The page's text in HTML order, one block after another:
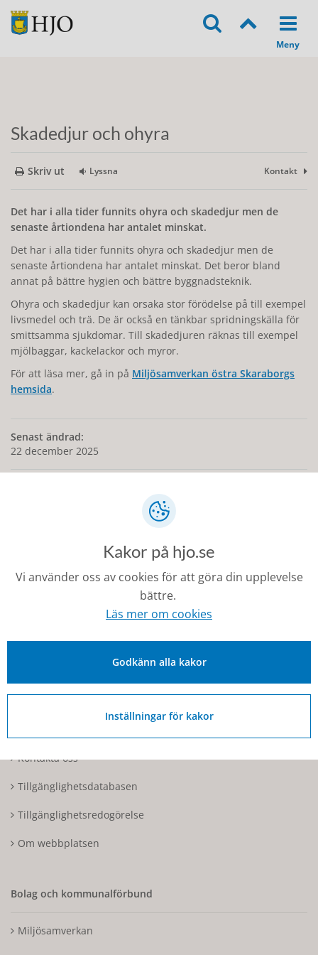
Skadedjur och ohyra
Skriv ut Lyssna Kontakt
Det har i alla tider funnits ohyra och skadedjur men de
senaste årtiondena har antalet minskat.
Det har i alla tider funnits ohyra och skadedjur men de
senaste årtiondena har antalet minskat. Det beror bland
annat på bättre hygien och bättre byggnadsteknik.
Ohyra och skadedjur kan orsaka stor förödelse på till exempel
livsmedel och trä. De är också en tänkbar spridningskälla för
smittsamma sjukdomar. Till skadedjuren räknas till exempel
mjölbaggar, kackelackor och myror.
För att läsa mer, gå in på Miljösamverkan östra Skaraborgs
hemsida.
Senast ändrad:
22 december 2025
0503-350 00
Besöks- och postadress: Torggatan 2, 544 30 Hjo
Fakturaadress: Box 97, 544 22 Hjo
Organisationsnummer: 212000-1728
Om Hjo och webbplatsen
Kontakta oss
Tillgänglighetsdatabasen
Tillgänglighetsredogörelse
Om webbplatsen
Bolag och kommunalförbund
Miljösamverkan
Kakor på hjo.se
Vi använder oss av cookies för att göra din upplevelse
bättre.
Läs mer om cookies
Godkänn alla kakor
Inställningar för kakor